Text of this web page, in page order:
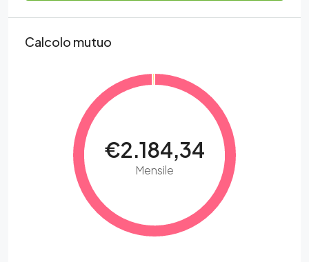
Calcolo mutuo
€2.184,34
Mensile